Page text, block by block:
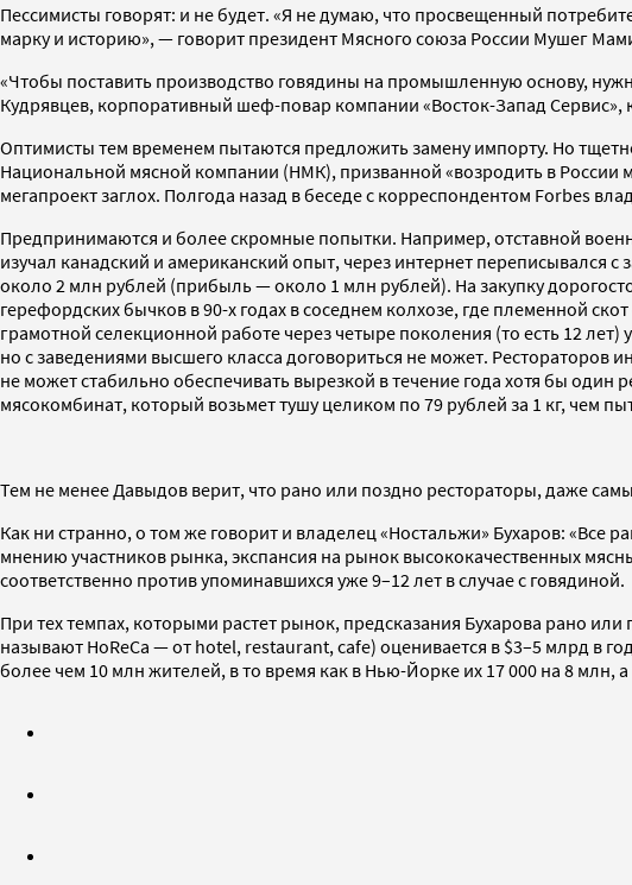
Пессимисты говорят: и не будет. «Я не думаю, что просвещенный
марку и историю», — говорит президент Мясного союза России Мушег
«Чтобы поставить производство говядины на промышленную основу,
Кудрявцев, корпоративный шеф-повар компании «Восток-Запад Сервис»,
Оптимисты тем временем пытаются предложить замену импорту. Но
Национальной мясной компании (НМК), призванной «возродить в России
мегапроект заглох. Полгода назад в беседе с корреспондентом Forbes
Предпринимаются и более скромные попытки. Например, отставной
изучал канадский и американский опыт, через интернет переписывался
около 2 млн рублей (прибыль — около 1 млн рублей). На закупку
герефордских бычков в 90-х годах в соседнем колхозе, где племенной
грамотной селекционной работе через четыре поколения (то есть 12
но с заведениями высшего класса договориться не может. Рестораторов
не может стабильно обеспечивать вырезкой в течение года хотя бы
мясокомбинат, который возьмет тушу целиком по 79 рублей за 1 кг, чем
Тем не менее Давыдов верит, что рано или поздно рестораторы, даже
Как ни странно, о том же говорит и владелец «Ностальжи» Бухаров:
мнению участников рынка, экспансия на рынок высококачественных
соответственно против упоминавшихся уже 9–12 лет в случае с говядиной.
При тех темпах, которыми растет рынок, предсказания Бухарова рано
называют HoReCa — от hotel, restaurant, cafe) оценивается в $3–5 млрд в
более чем 10 млн жителей, в то время как в Нью-Йорке их 17 000 на 8 млн,